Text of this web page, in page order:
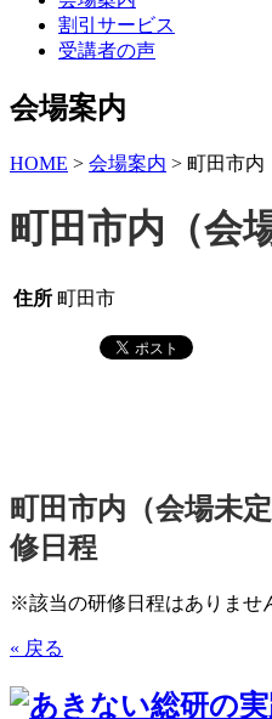
割引サービス
受講者の声
会場案内
HOME > 会場案内 > 町田市内
町田市内（会
住所 町田市
町田市内（会場未
修日程
※該当の研修日程はありませ
« 戻る